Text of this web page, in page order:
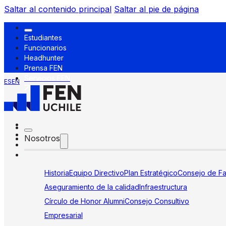
Saltar al contenido principal Saltar al pie de página
Estudiantes
Funcionarios
Headhunter
Prensa FEN
ESEN
Nosotros
HistoriaEquipo DirectivoPlan EstratégicoConsejo de
Aseguramiento de la calidadInfraestructura
Círculo de Honor AlumniConsejo Consultivo
Empresarial